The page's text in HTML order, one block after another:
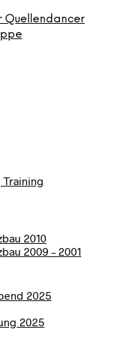
Quellendancer
2010
2009 – 2001
2025
2025